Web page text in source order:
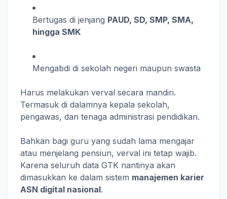
Bertugas di jenjang PAUD, SD, SMP, SMA,
hingga SMK
Mengabdi di sekolah negeri maupun swasta
Harus melakukan verval secara mandiri.
Termasuk di dalamnya kepala sekolah,
pengawas, dan tenaga administrasi pendidikan.
Bahkan bagi guru yang sudah lama mengajar
atau menjelang pensiun, verval ini tetap wajib.
Karena seluruh data GTK nantinya akan
dimasukkan ke dalam sistem manajemen karier
ASN digital nasional.